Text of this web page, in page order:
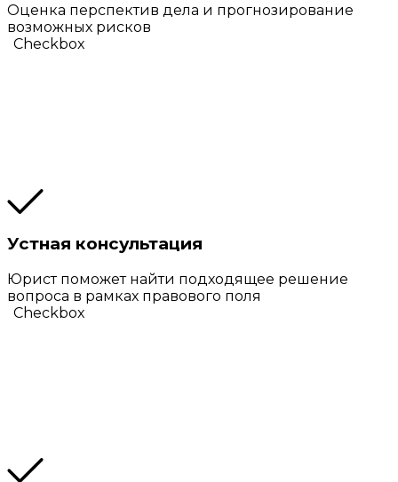
Оценка перспектив дела и прогнозирование
возможных рисков
Checkbox
Устная консультация
Юрист поможет найти подходящее решение
вопроса в рамках правового поля
Checkbox